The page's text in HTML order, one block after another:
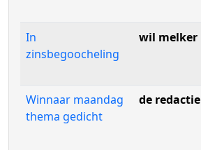
In
zinsbegoocheling
wil melker
Winnaar maandag
thema gedicht
de redactie